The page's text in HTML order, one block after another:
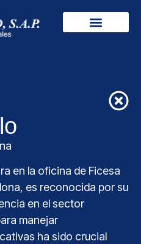
en la oficina de Ficesa
es reconocida por su
en el sector
manejar
ha sido crucial